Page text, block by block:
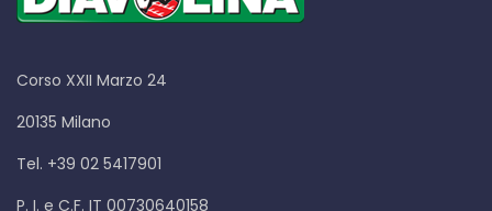
Corso XXII Marzo 24
20135 Milano
Tel. +39 02 5417901
P. I. e C.F. IT 00730640158